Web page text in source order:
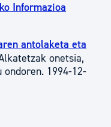
Informazioa
antolaketa eta
onetsia,
ondoren. 1994-12-